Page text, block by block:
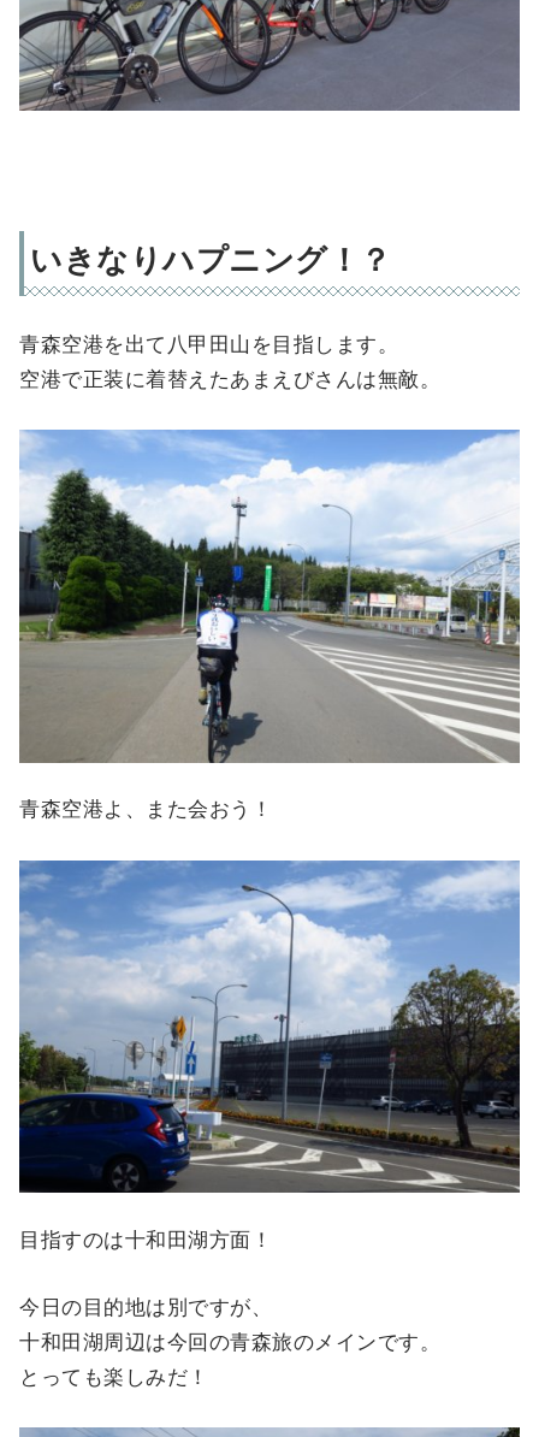
いきなりハプニング！？
青森空港を出て八甲田山を目指します。
空港で正装に着替えたあまえびさんは無敵。
青森空港よ、また会おう！
目指すのは十和田湖方面！
今日の目的地は別ですが、
十和田湖周辺は今回の青森旅のメインです。
とっても楽しみだ！